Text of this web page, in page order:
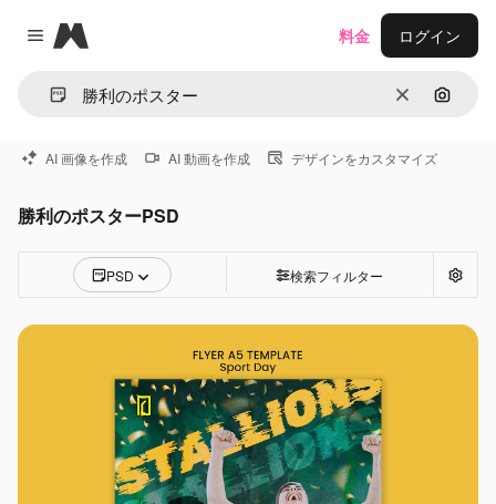
Close menu
Magnific
消去 画像で
料金 ログイン
AI 画像を作成 AI 動画を作成 デザインをカスタマイズ
勝利のポスターPSD
PSD 検索フィルター